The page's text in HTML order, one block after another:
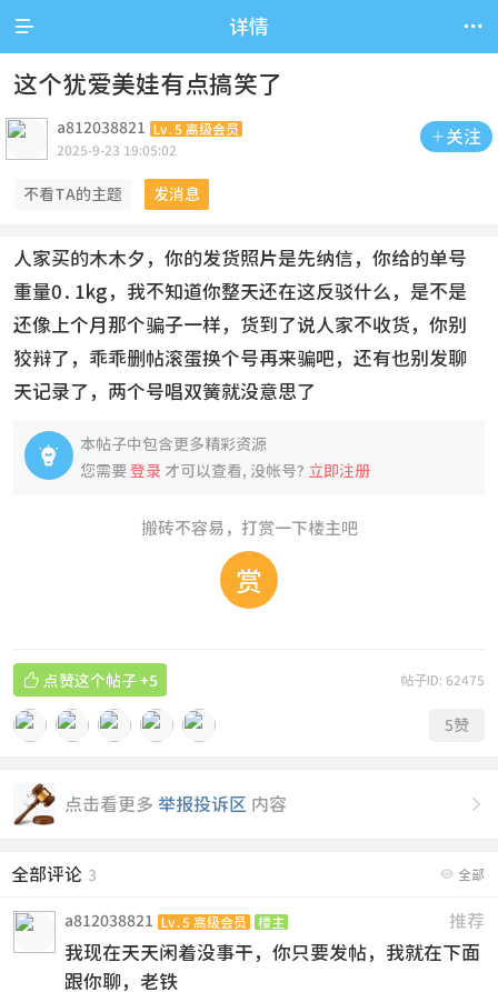
 详情 
这个犹爱美娃有点搞笑了
 关注
a812038821
Lv.5 高级会员
2025-9-23 19:05:02
不看TA的主题 发消息
人家买的木木夕，你的发货照片是先纳信，你给的单号
重量0.1kg，我不知道你整天还在这反驳什么，是不是
还像上个月那个骗子一样，货到了说人家不收货，你别
狡辩了，乖乖删帖滚蛋换个号再来骗吧，还有也别发聊
天记录了，两个号唱双簧就没意思了

本帖子中包含更多精彩资源
您需要 登录 才可以查看, 没帐号? 立即注册
搬砖不容易，打赏一下楼主吧
赏
帖子ID: 62475
 点赞这个帖子 +5
5赞

点击看更多 举报投诉区 内容
 全部
全部评论 3
推荐
a812038821 Lv.5 高级会员 楼主
我现在天天闲着没事干，你只要发帖，我就在下面
跟你聊，老铁